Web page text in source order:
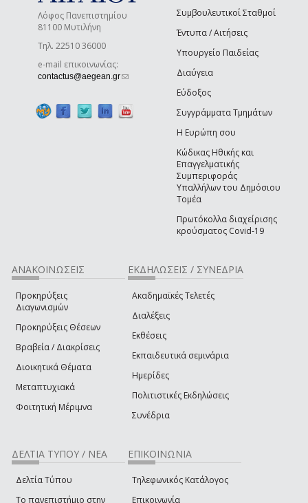
Λόφος Πανεπιστημίου
81100 Μυτιλήνη
Τηλ. 22510 36000
e-mail επικοινωνίας:
contactus@aegean.gr(link sends e-mail)
Συμβουλευτικοί Σταθμοί
Έντυπα / Αιτήσεις
Υπουργείο Παιδείας
Διαύγεια
Εύδοξος
Συγγράμματα Τμημάτων
Η Ευρώπη σου
Κώδικας Ηθικής και
Επαγγελματικής
Συμπεριφοράς
Υπαλλήλων του Δημόσιου
Τομέα
Πρωτόκολλα διαχείρισης
κρούσματος Covid-19
ΑΝΑΚΟΙΝΩΣΕΙΣ
Προκηρύξεις
Διαγωνισμών
Προκηρύξεις Θέσεων
Βραβεία / Διακρίσεις
Διοικητικά Θέματα
Μεταπτυχιακά
Φοιτητική Μέριμνα
ΕΚΔΗΛΩΣΕΙΣ / ΣΥΝΕΔΡΙΑ
Ακαδημαϊκές Τελετές
Διαλέξεις
Εκθέσεις
Εκπαιδευτικά σεμινάρια
Ημερίδες
Πολιτιστικές Εκδηλώσεις
Συνέδρια
ΔΕΛΤΙΑ ΤΥΠΟΥ / ΝΕΑ
Δελτία Τύπου
Το πανεπιστήμιο στην
ΕΠΙΚΟΙΝΩΝΙΑ
Τηλεφωνικός Κατάλογος
Επικοινωνία